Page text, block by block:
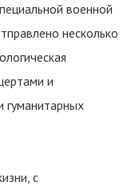
военной
несколько
и
гуманитарных
с